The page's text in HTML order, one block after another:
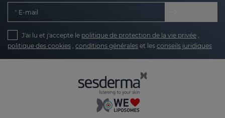
E-mail
J'ai lu et j'accepte le politique de protection de la vie privée ,
politique des cookies , conditions générales et les conseils juridiques